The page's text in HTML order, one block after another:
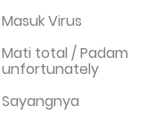
Virus
Mati total / Padam
unfortunately